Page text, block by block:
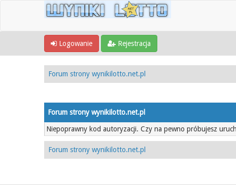
Logowanie Rejestracja
Forum strony wynikilotto.net.pl
Forum strony wynikilotto.net.pl
Niepoprawny kod autoryzacji. Czy na pewno próbujesz
Forum strony wynikilotto.net.pl